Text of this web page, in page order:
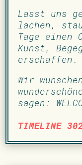
Lasst uns
lachen,
Tage einen
Kunst,
erschaffen.
Wir
sagen:
TIMELINE